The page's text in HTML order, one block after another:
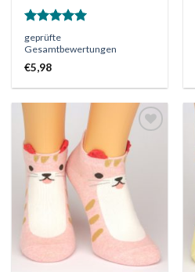
Bewertet
mit5.00
geprüfte
Gesamtbewertungen
€5,98
Wunschliste